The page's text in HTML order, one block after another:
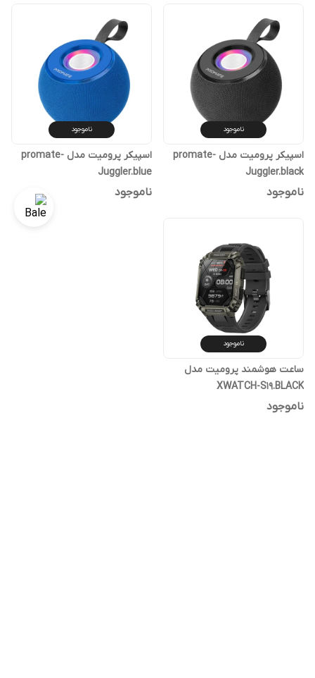
ناموجود
اسپیکر پرومیت مدل promate-
Juggler.black
ناموجود
ناموجود
اسپیکر پرومیت مدل promate-
Juggler.blue
ناموجود
ناموجود
ساعت هوشمند پرومیت مدل
XWATCH-S19.BLACK
ناموجود